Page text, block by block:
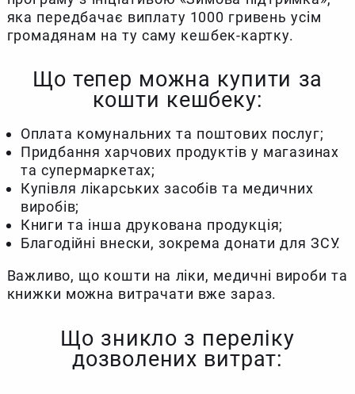
яка передбачає виплату 1000 гривень усім
громадянам на ту саму кешбек-картку.
Що тепер можна купити за
кошти кешбеку:
Оплата комунальних та поштових послуг;
Придбання харчових продуктів у магазинах
та супермаркетах;
Купівля лікарських засобів та медичних
виробів;
Книги та інша друкована продукція;
Благодійні внески, зокрема донати для ЗСУ.
Важливо, що кошти на ліки, медичні вироби та
книжки можна витрачати вже зараз.
Що зникло з переліку
дозволених витрат: